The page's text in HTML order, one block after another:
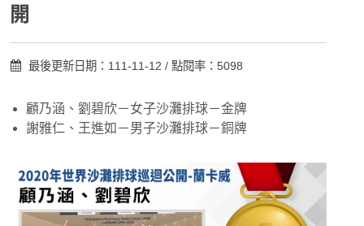
開
最後更新日期：111-11-12 / 點閱率：5098
顧乃涵、劉碧欣－女子沙灘排球－金牌
謝雅仁、王進如－男子沙灘排球－銅牌